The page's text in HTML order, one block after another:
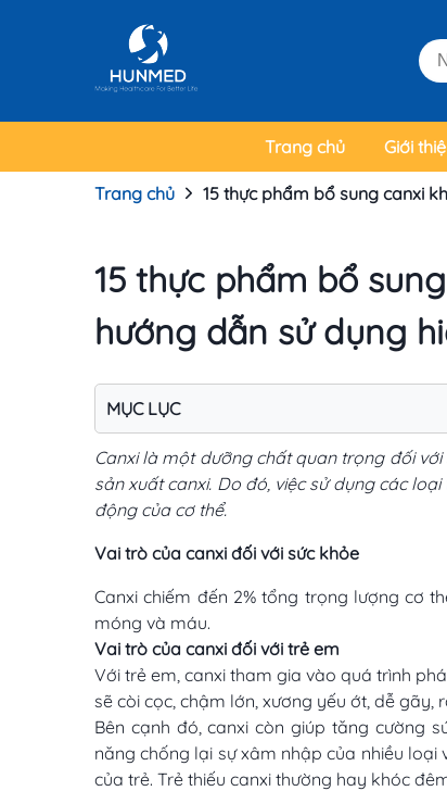
Trang chủ Giới
Trang chủ 15 thực phẩm bổ sung canxi
15 thực phẩm bổ
hướng dẫn sử dụng
MỤC LỤC
Canxi là một dưỡng chất quan trọng đối
sản xuất canxi. Do đó, việc sử dụng các loại
động của cơ thể.
Vai trò của canxi đối với sức khỏe
Canxi chiếm đến 2% tổng trọng lượng cơ
móng và máu.
Vai trò của canxi đối với trẻ em
Với trẻ em, canxi tham gia vào quá trình
sẽ còi cọc, chậm lớn, xương yếu ớt, dễ
Bên cạnh đó, canxi còn giúp tăng cường
năng chống lại sự xâm nhập của nhiều
của trẻ. Trẻ thiếu canxi thường hay khóc